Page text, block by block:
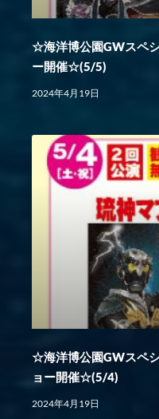
☆海洋博公園GWスペ
ー開催☆(5/5)
2024年4月19日
☆海洋博公園GWスペ
ョー開催☆(5/4)
2024年4月19日